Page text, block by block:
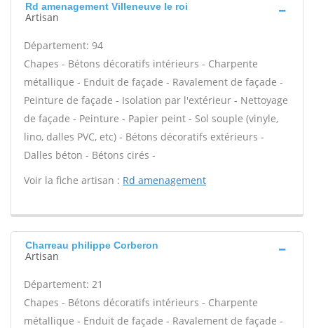
Rd amenagement Villeneuve le roi
Artisan
Département: 94
Chapes - Bétons décoratifs intérieurs - Charpente
métallique - Enduit de façade - Ravalement de façade -
Peinture de façade - Isolation par l'extérieur - Nettoyage
de façade - Peinture - Papier peint - Sol souple (vinyle,
lino, dalles PVC, etc) - Bétons décoratifs extérieurs -
Dalles béton - Bétons cirés -
Voir la fiche artisan : Rd amenagement
Charreau philippe Corberon
Artisan
Département: 21
Chapes - Bétons décoratifs intérieurs - Charpente
métallique - Enduit de façade - Ravalement de façade -